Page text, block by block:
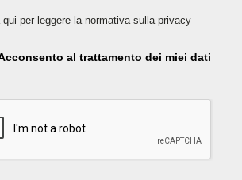
qui per leggere la normativa sulla privacy
al trattamento dei miei dati